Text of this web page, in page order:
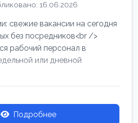
16.06.2026
свежие вакансии на сегодня
без посредников<br />
рабочий персонал в
или дневной
в Нетании дл...
Подробнее